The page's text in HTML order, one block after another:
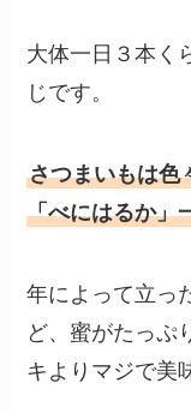
大体一日３本く
じです。
さつまいもは色
「べにはるか」
年によって立っ
ど、蜜がたっぷ
キよりマジで美